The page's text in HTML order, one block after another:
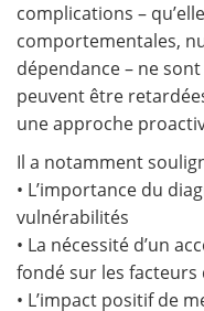
complications –
comportementales,
dépendance – ne
peuvent être
une approche
Il a notamment
• L’importance du
vulnérabilités
• La nécessité d’un
fondé sur les
• L’impact positif de